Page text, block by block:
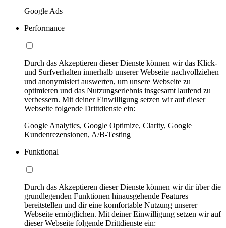
Google Ads
Performance
Durch das Akzeptieren dieser Dienste können wir das Klick-
und Surfverhalten innerhalb unserer Webseite nachvollziehen
und anonymisiert auswerten, um unsere Webseite zu
optimieren und das Nutzungserlebnis insgesamt laufend zu
verbessern. Mit deiner Einwilligung setzen wir auf dieser
Webseite folgende Drittdienste ein:
Google Analytics, Google Optimize, Clarity, Google
Kundenrezensionen, A/B-Testing
Funktional
Durch das Akzeptieren dieser Dienste können wir dir über die
grundlegenden Funktionen hinausgehende Features
bereitstellen und dir eine komfortable Nutzung unserer
Webseite ermöglichen. Mit deiner Einwilligung setzen wir auf
dieser Webseite folgende Drittdienste ein: